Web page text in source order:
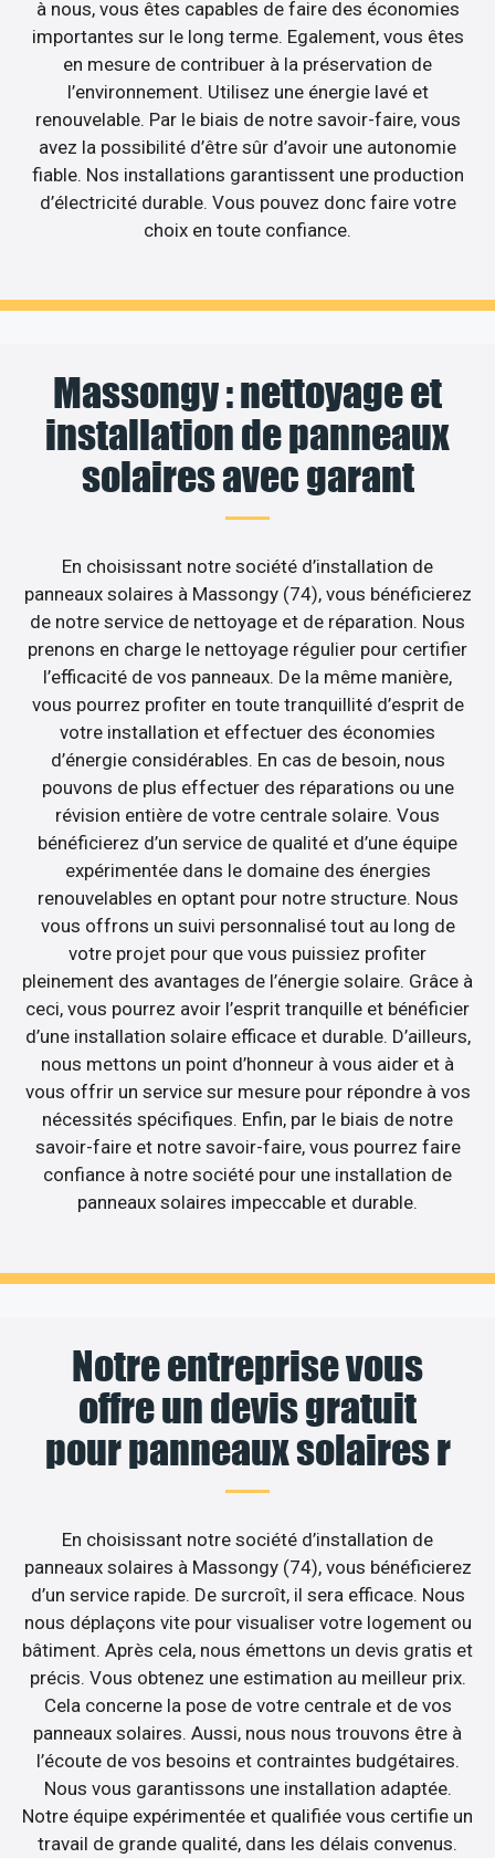
à nous, vous êtes capables de faire des économies
importantes sur le long terme. Egalement, vous êtes
en mesure de contribuer à la préservation de
l’environnement. Utilisez une énergie lavé et
renouvelable. Par le biais de notre savoir-faire, vous
avez la possibilité d’être sûr d’avoir une autonomie
fiable. Nos installations garantissent une production
d’électricité durable. Vous pouvez donc faire votre
choix en toute confiance.
Massongy : nettoyage et
installation de panneaux
solaires avec garant
En choisissant notre société d’installation de
panneaux solaires à Massongy (74), vous bénéficierez
de notre service de nettoyage et de réparation. Nous
prenons en charge le nettoyage régulier pour certifier
l’efficacité de vos panneaux. De la même manière,
vous pourrez profiter en toute tranquillité d’esprit de
votre installation et effectuer des économies
d’énergie considérables. En cas de besoin, nous
pouvons de plus effectuer des réparations ou une
révision entière de votre centrale solaire. Vous
bénéficierez d’un service de qualité et d’une équipe
expérimentée dans le domaine des énergies
renouvelables en optant pour notre structure. Nous
vous offrons un suivi personnalisé tout au long de
votre projet pour que vous puissiez profiter
pleinement des avantages de l’énergie solaire. Grâce à
ceci, vous pourrez avoir l’esprit tranquille et bénéficier
d’une installation solaire efficace et durable. D’ailleurs,
nous mettons un point d’honneur à vous aider et à
vous offrir un service sur mesure pour répondre à vos
nécessités spécifiques. Enfin, par le biais de notre
savoir-faire et notre savoir-faire, vous pourrez faire
confiance à notre société pour une installation de
panneaux solaires impeccable et durable.
Notre entreprise vous
offre un devis gratuit
pour panneaux solaires r
En choisissant notre société d’installation de
panneaux solaires à Massongy (74), vous bénéficierez
d’un service rapide. De surcroît, il sera efficace. Nous
nous déplaçons vite pour visualiser votre logement ou
bâtiment. Après cela, nous émettons un devis gratis et
précis. Vous obtenez une estimation au meilleur prix.
Cela concerne la pose de votre centrale et de vos
panneaux solaires. Aussi, nous nous trouvons être à
l’écoute de vos besoins et contraintes budgétaires.
Nous vous garantissons une installation adaptée.
Notre équipe expérimentée et qualifiée vous certifie un
travail de grande qualité, dans les délais convenus.